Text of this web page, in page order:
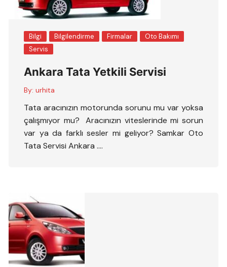
Bilgi Bilgilendirme Firmalar
Oto Bakımı
Servis
Ankara Tata Yetkili Servisi
By: urhita
Tata aracınızın motorunda sorunu mu var yoksa
çalışmıyor mu? Aracınızın viteslerinde mi sorun
var ya da farklı sesler mi geliyor? Samkar Oto
Tata Servisi Ankara ….